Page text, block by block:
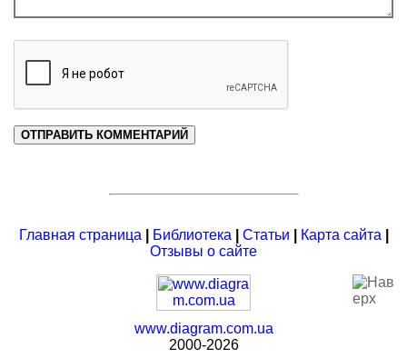
Главная страница Библиотека Статьи Карта сайта
Отзывы о сайте
www.diagram.com.ua
2000-2026